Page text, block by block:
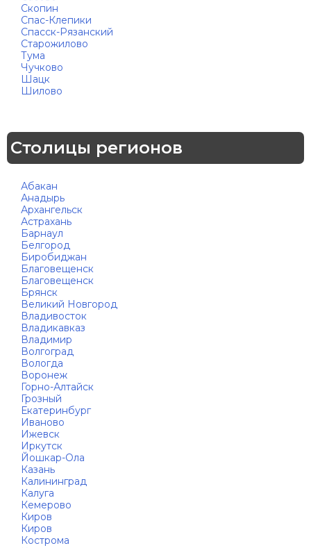
Скопин
Спас-Клепики
Спасск-Рязанский
Старожилово
Тума
Чучково
Шацк
Шилово
Столицы регионов
Абакан
Анадырь
Архангельск
Астрахань
Барнаул
Белгород
Биробиджан
Благовещенск
Благовещенск
Брянск
Великий Новгород
Владивосток
Владикавказ
Владимир
Волгоград
Вологда
Воронеж
Горно-Алтайск
Грозный
Екатеринбург
Иваново
Ижевск
Иркутск
Йошкар-Ола
Казань
Калининград
Калуга
Кемерово
Киров
Киров
Кострома